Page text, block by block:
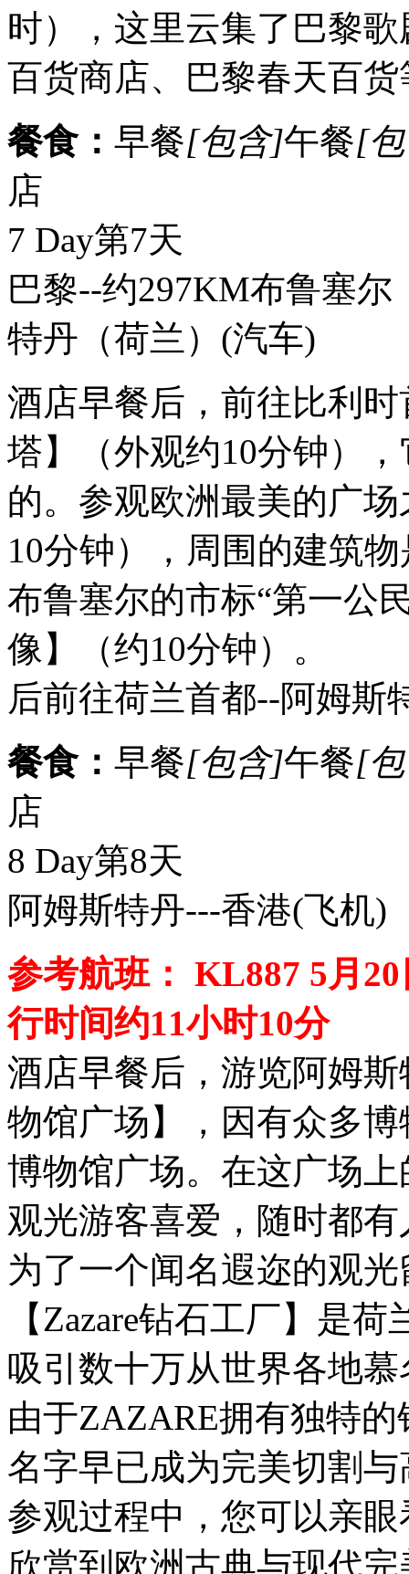
时），这里云集了巴黎
百货商店、巴黎春天百
餐食： 早餐[包含]午餐[
店
7 Day第7天
巴黎--约297KM布鲁塞
特丹（荷兰） (汽车)
酒店早餐后，前往比利
塔】（外观约10分钟）
的。参观欧洲最美的广
10分钟），周围的建筑
布鲁塞尔的市标“第一公
像】（约10分钟）。
后前往荷兰首都--阿姆斯
餐食： 早餐[包含]午餐[
店
8 Day第8天
阿姆斯特丹---香港(飞机)
参考航班： KL887 5月
行时间约11小时10分
酒店早餐后，游览阿姆
物馆广场】，因有众多
博物馆广场。在这广场上
观光游客喜爱，随时都
为了一个闻名遐迩的观
【Zazare钻石工厂】是
吸引数十万从世界各地
由于ZAZARE拥有独特
名字早已成为完美切割
参观过程中，您可以亲
欣赏到欧洲古典与现代